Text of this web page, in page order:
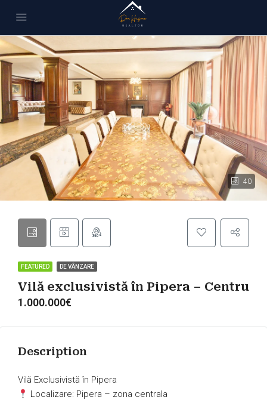
40
FEATURED DE VÂNZARE
Vilă exclusivistă în Pipera – Centru
1.000.000€
Description
Vilă Exclusivistă în Pipera
Localizare: Pipera – zona centrala